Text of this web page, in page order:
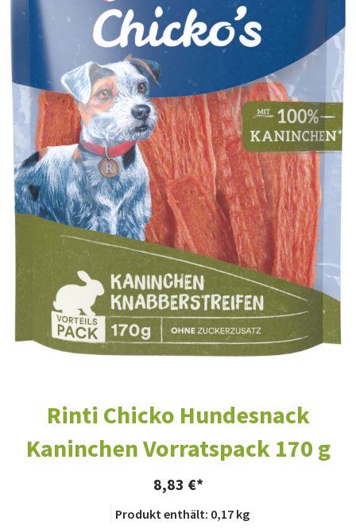
Rinti Chicko Hundesnack
Kaninchen Vorratspack 170 g
8,83 €
Produkt enthält: 0,17 kg